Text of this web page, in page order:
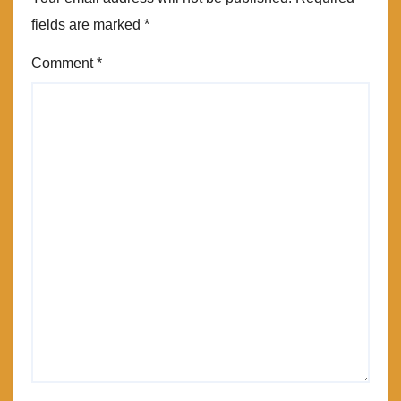
fields are marked *
Comment*